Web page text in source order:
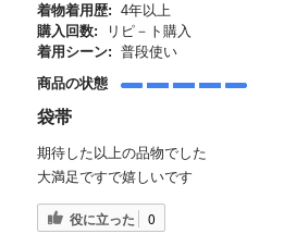
着物着用歴: 4年以上
購入回数:
リピ－ト購入
着用シーン: 普段使い
商品の状態
袋帯
期待した以上の品物でした
大満足ですで嬉しいです
役に立った 0